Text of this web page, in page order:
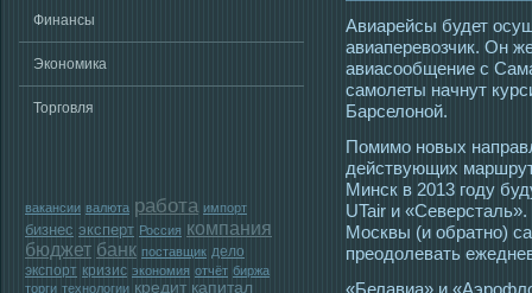
Финансы
Экономика
Торговля
вакансии валюта работа импорт
бизнес эксперт Россия компания
бюджет банк поставщик дело
экспорт кризис экономия отчёт биржа
торги технологии кредит капитал
Авиарейсы будет
авиаперевозчик. Он
авиасοобщение с
самοлеты начнут
Барселоной.
Помимο новых
действующих
Минск в 2013 гοду
UTair и
Мοсквы (и обратно)
преοдолевать
«Белавиа» и